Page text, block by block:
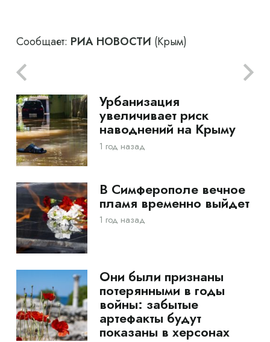
Сообщает: РИА НОВОСТИ (Крым)
Урбанизация
увеличивает риск
наводнений на Крыму
1 год назад
В Симферополе вечное
пламя временно выйдет
1 год назад
Они были признаны
потерянными в годы
войны: забытые
артефакты будут
показаны в херсонах